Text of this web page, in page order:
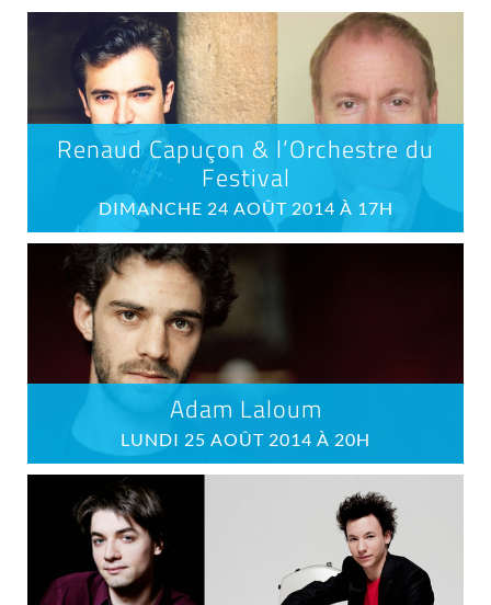
Renaud Capuçon & l’Orchestre du
Festival
DIMANCHE 24 AOÛT 2014 À 17H
Adam Laloum
LUNDI 25 AOÛT 2014 À 20H